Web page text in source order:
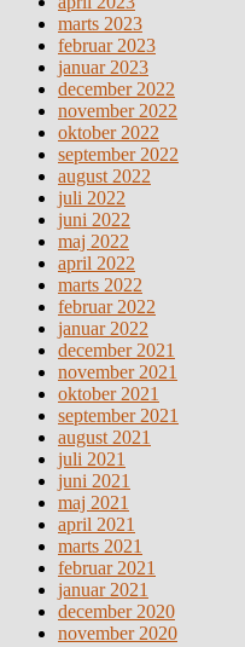
marts 2023
februar 2023
januar 2023
december 2022
november 2022
oktober 2022
september 2022
august 2022
juli 2022
juni 2022
maj 2022
april 2022
marts 2022
februar 2022
januar 2022
december 2021
november 2021
oktober 2021
september 2021
august 2021
juli 2021
juni 2021
maj 2021
april 2021
marts 2021
februar 2021
januar 2021
december 2020
november 2020